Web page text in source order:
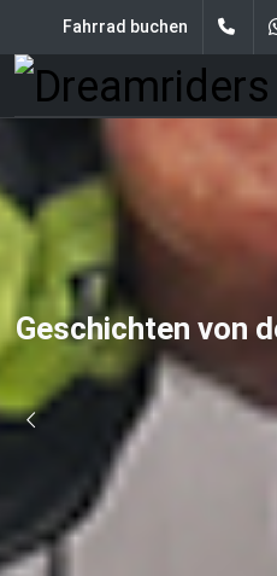
Fahrrad buchen
Geschichten von